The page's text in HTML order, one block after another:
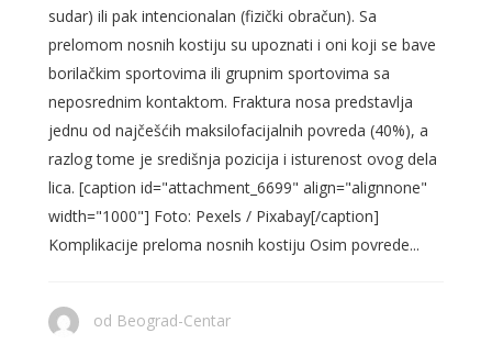
sudar) ili pak intencionalan (fizički obračun). Sa
prelomom nosnih kostiju su upoznati i oni koji se bave
borilačkim sportovima ili grupnim sportovima sa
neposrednim kontaktom. Fraktura nosa predstavlja
jednu od najčešćih maksilofacijalnih povreda (40%), a
razlog tome je središnja pozicija i isturenost ovog dela
lica. [caption id="attachment_6699" align="alignnone"
width="1000"] Foto: Pexels / Pixabay[/caption]
Komplikacije preloma nosnih kostiju Osim povrede...
od Beograd-Centar